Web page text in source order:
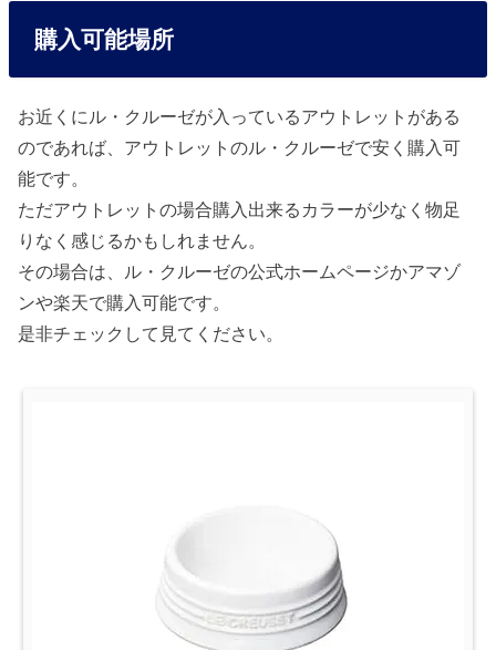
購入可能場所
お近くにル・クルーゼが入っているアウトレットがある
のであれば、アウトレットのル・クルーゼで安く購入可
能です。
ただアウトレットの場合購入出来るカラーが少なく物足
りなく感じるかもしれません。
その場合は、ル・クルーゼの公式ホームページかアマゾ
ンや楽天で購入可能です。
是非チェックして見てください。